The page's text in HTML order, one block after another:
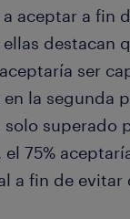
aceptar a fin
destacan
ser
la segunda
superado
75%
a fin de evitar